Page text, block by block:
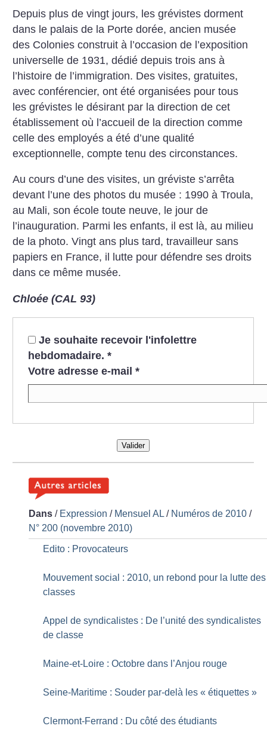
Depuis plus de vingt jours, les grévistes dorment
dans le palais de la Porte dorée, ancien musée
des Colonies construit à l’occasion de l’exposition
universelle de 1931, dédié depuis trois ans à
l’histoire de l’immigration. Des visites, gratuites,
avec conférencier, ont été organisées pour tous
les grévistes le désirant par la direction de cet
établissement où l’accueil de la direction comme
celle des employés a été d’une qualité
exceptionnelle, compte tenu des circonstances.
Au cours d’une des visites, un gréviste s’arrêta
devant l’une des photos du musée : 1990 à Troula,
au Mali, son école toute neuve, le jour de
l’inauguration. Parmi les enfants, il est là, au milieu
de la photo. Vingt ans plus tard, travailleur sans
papiers en France, il lutte pour défendre ses droits
dans ce même musée.
Chloée (CAL 93)
Je souhaite recevoir l'infolettre
hebdomadaire. *
Votre adresse e-mail *
Valider
Dans / Expression / Mensuel AL / Numéros de 2010 /
N° 200 (novembre 2010)
Edito : Provocateurs
Mouvement social : 2010, un rebond pour la lutte des
classes
Appel de syndicalistes : De l’unité des syndicalistes
de classe
Maine-et-Loire : Octobre dans l’Anjou rouge
Seine-Maritime : Souder par-delà les « étiquettes »
Clermont-Ferrand : Du côté des étudiants